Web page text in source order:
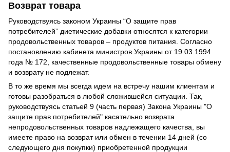
Возврат товара
Руководствуясь законом Украины “О защите прав
потребителей” диетические добавки относятся к категории
продовольственных товаров – продуктов питания. Согласно
постановлению кабинета министров Украины от 19.03.1994
года № 172, качественные продовольственные товары обмену
и возврату не подлежат.
В то же время мы всегда идем на встречу нашим клиентам и
готовы разобраться в любой сложившейся ситуации. Так,
руководствуясь статьей 9 (часть первая) Закона Украины "О
защите прав потребителей" касательно возврата
непродовольственных товаров надлежащего качества, вы
имеете право на возврат или обмен в течении 14 дней (со
следующего дня покупки) приобретенной продукции